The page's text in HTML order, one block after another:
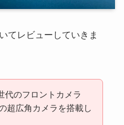
てレビューしていきま
代のフロントカメラ
超広角カメラを搭載し